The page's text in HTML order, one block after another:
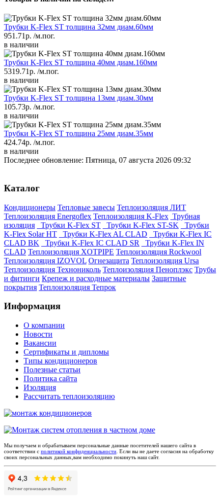
Трубки K-Flex ST толщина 32мм диам.60мм
951.71р. /м.пог.
в наличии
Трубки K-Flex ST толщина 40мм диам.160мм
5319.71р. /м.пог.
в наличии
Трубки K-Flex ST толщина 13мм диам.30мм
105.73р. /м.пог.
в наличии
Трубки K-Flex ST толщина 25мм диам.35мм
424.74р. /м.пог.
в наличии
Последнее обновление: Пятница, 07 августа 2026 09:32
Каталог
Кондиционеры Тепловые завесы Теплоизоляция ЛИТ
Теплоизоляция Energoflex Теплоизоляция K-Flex Трубная
изоляция
Трубки K-Flex ST Трубки K-Flex ST-SK
Трубки
K-Flex Solar HT
Трубки K-Flex AL CLAD
Трубки K-Flex IC
CLAD BK
Трубки K-Flex IC CLAD SR
Трубки K-Flex IN
CLAD Теплоизоляция XOTPIPE Теплоизоляция Rockwool
Теплоизоляция IZOVOL Огнезащита Теплоизоляция Ursa
Теплоизоляция Технониколь Теплоизоляция Пеноплэкс Трубы
и фитинги Крепеж и расходные материалы Защитные
покрытия Теплоизоляция Тепрок
Информация
О компании
Новости
Вакансии
Сертификаты и дипломы
Типы кондиционеров
Полезные статьи
Политика сайта
Изоляция
Рассчитать теплоизоляцию
Мы получаем и обрабатываем персональные данные посетителей нашего сайта в
соответствии с политикой конфиденциальности . Если вы не даете согласия на обработку
своих персональных данных,вам необходимо покинуть наш сайт.